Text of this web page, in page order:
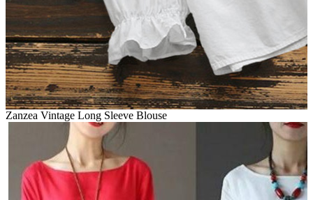
Zanzea Vintage Long Sleeve Blouse